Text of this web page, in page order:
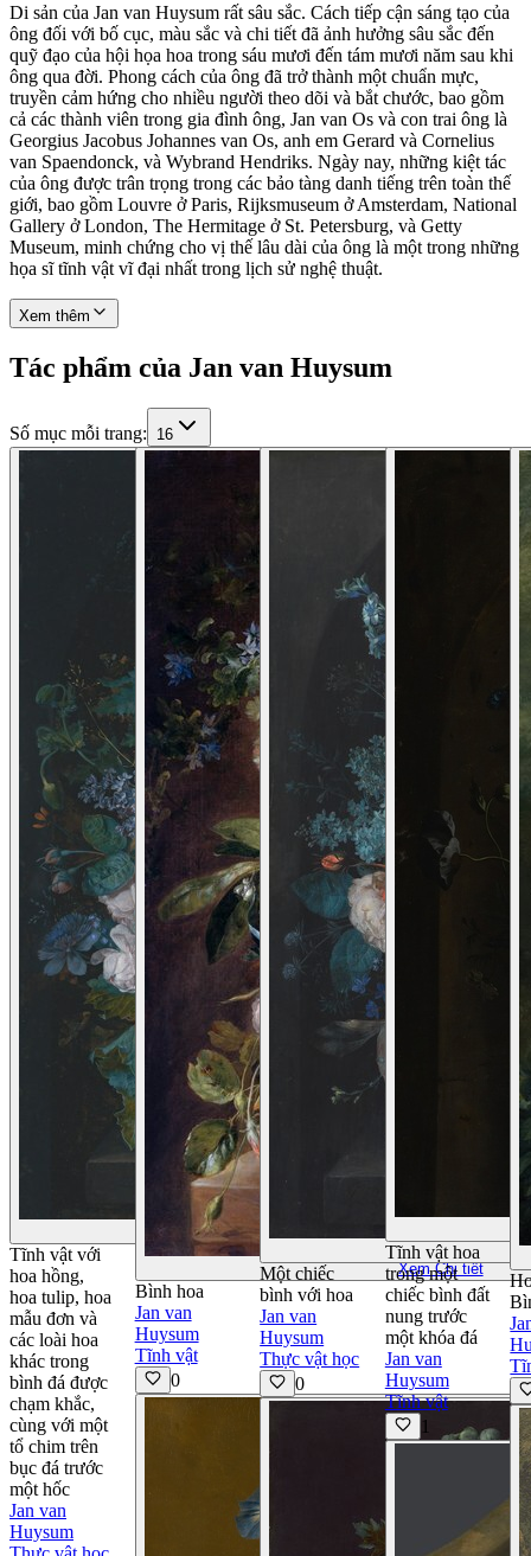
Di sản của Jan van Huysum rất sâu sắc. Cách tiếp cận sáng tạo của
ông đối với bố cục, màu sắc và chi tiết đã ảnh hưởng sâu sắc đến
quỹ đạo của hội họa hoa trong sáu mươi đến tám mươi năm sau khi
ông qua đời. Phong cách của ông đã trở thành một chuẩn mực,
truyền cảm hứng cho nhiều người theo dõi và bắt chước, bao gồm
cả các thành viên trong gia đình ông, Jan van Os và con trai ông là
Georgius Jacobus Johannes van Os, anh em Gerard và Cornelius
van Spaendonck, và Wybrand Hendriks. Ngày nay, những kiệt tác
của ông được trân trọng trong các bảo tàng danh tiếng trên toàn thế
giới, bao gồm Louvre ở Paris, Rijksmuseum ở Amsterdam, National
Gallery ở London, The Hermitage ở St. Petersburg, và Getty
Museum, minh chứng cho vị thế lâu dài của ông là một trong những
họa sĩ tĩnh vật vĩ đại nhất trong lịch sử nghệ thuật.
Xem thêm
Tác phẩm của Jan van Huysum
Số mục mỗi trang: 16
Tĩnh vật với
hoa hồng,
hoa tulip, hoa
mẫu đơn và
các loài hoa
khác trong
bình đá được
chạm khắc,
cùng với một
tổ chim trên
bục đá trước
một hốc
Jan van
Huysum
Xem Chi tiết
Bình hoa
Jan van
Huysum
Tĩnh vật
0
Một chiếc
bình với hoa
Jan van
Huysum
Thực vật học
0
Tĩnh vật hoa
trong một
chiếc bình đất
nung trước
một khóa đá
Jan van
Huysum
Tĩnh vật
1